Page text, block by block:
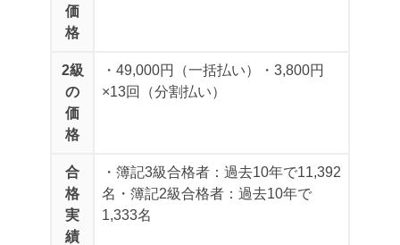
価
格
2級
の
価
格
・49,000円（一括払い）
・3,800円
×13回（分割払い）
合
格
実
績
・簿記3級合格者：過去10年で11,392
名 ・簿記2級合格者：過去10年で
1,333名